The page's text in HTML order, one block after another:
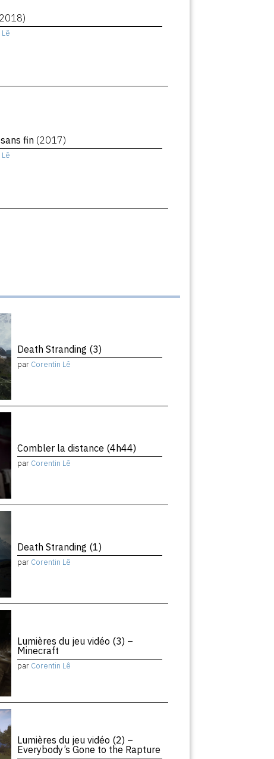
fin (2017)
Death Stranding (3)
par Corentin Lê
Combler la distance (4h44)
par Corentin Lê
Death Stranding (1)
par Corentin Lê
Lumières du jeu vidéo (3) –
Minecraft
par Corentin Lê
Lumières du jeu vidéo (2) –
Everybody’s Gone to the Rapture